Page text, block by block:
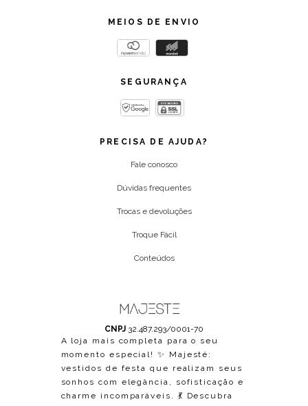
MEIOS DE ENVIO
SEGURANÇA
PRECISA DE AJUDA?
Fale conosco
Dúvidas frequentes
Trocas e devoluções
Troque Fácil
Conteúdos
CNPJ 32.487.293/0001-70
A loja mais completa para o seu
momento especial! ✨ Majesté:
vestidos de festa que realizam seus
sonhos com elegância, sofisticação e
charme incomparáveis. 💃 Descubra